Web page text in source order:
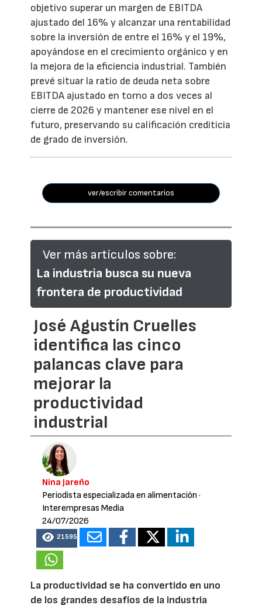
objetivo superar un margen de EBITDA
ajustado del 16% y alcanzar una rentabilidad
sobre la inversión de entre el 16% y el 19%,
apoyándose en el crecimiento orgánico y en
la mejora de la eficiencia industrial. También
prevé situar la ratio de deuda neta sobre
EBITDA ajustado en torno a dos veces al
cierre de 2026 y mantener ese nivel en el
futuro, preservando su calificación crediticia
de grado de inversión.
ver/escribir comentarios
Ver más artículos sobre:
La industria busca su nueva
frontera de productividad
José Agustín Cruelles
identifica las cinco
palancas clave para
mejorar la
productividad
industrial
Nina Jareño
Periodista especializada en alimentación ·
Interempresas Media
24/07/2026
21595
La productividad se ha convertido en uno
de los grandes desafíos de la industria